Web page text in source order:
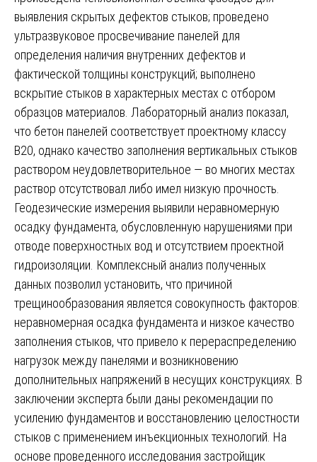
выявления скрытых дефектов стыков; проведено
ультразвуковое просвечивание панелей для
определения наличия внутренних дефектов и
фактической толщины конструкций; выполнено
вскрытие стыков в характерных местах с отбором
образцов материалов. Лабораторный анализ показал,
что бетон панелей соответствует проектному классу
В20, однако качество заполнения вертикальных стыков
раствором неудовлетворительное — во многих местах
раствор отсутствовал либо имел низкую прочность.
Геодезические измерения выявили неравномерную
осадку фундамента, обусловленную нарушениями при
отводе поверхностных вод и отсутствием проектной
гидроизоляции. Комплексный анализ полученных
данных позволил установить, что причиной
трещинообразования является совокупность факторов:
неравномерная осадка фундамента и низкое качество
заполнения стыков, что привело к перераспределению
нагрузок между панелями и возникновению
дополнительных напряжений в несущих конструкциях. В
заключении эксперта были даны рекомендации по
усилению фундаментов и восстановлению целостности
стыков с применением инъекционных технологий. На
основе проведенного исследования застройщик